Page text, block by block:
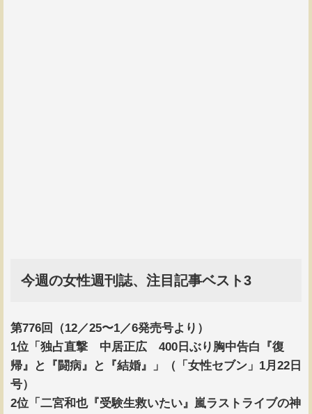
今週の女性週刊誌、注目記事ベスト3
第776回（12／25〜1／6発売号より）
1位「独占直撃 中居正広 400日ぶり胸中告白『復
帰』と『闘病』と『結婚』」（「女性セブン」1月22日
号）
2位「二宮和也『受験生救いたい』嵐ラストライブの神